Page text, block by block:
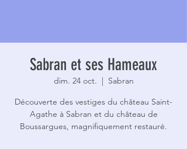
Sabran et ses Hameaux
dim. 24 oct.
  |
Sabran
Découverte des vestiges du château Saint-
Agathe à Sabran et du château de
Boussargues, magnifiquement restauré.